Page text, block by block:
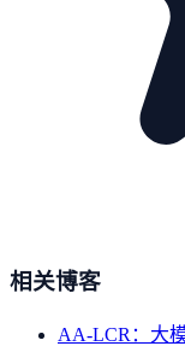
相关博客
AA-LCR：大